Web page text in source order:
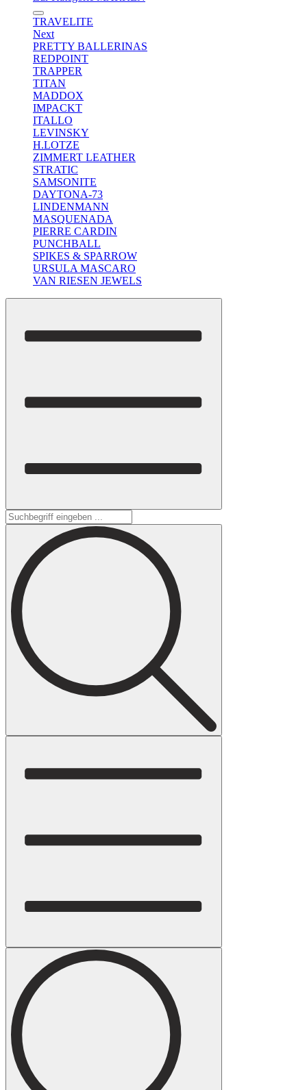
TRAVELITE
Next
PRETTY BALLERINAS
REDPOINT
TRAPPER
TITAN
MADDOX
IMPACKT
ITALLO
LEVINSKY
H.LOTZE
ZIMMERT LEATHER
STRATIC
SAMSONITE
DAYTONA-73
LINDENMANN
MASQUENADA
PIERRE CARDIN
PUNCHBALL
SPIKES & SPARROW
URSULA MASCARO
VAN RIESEN JEWELS